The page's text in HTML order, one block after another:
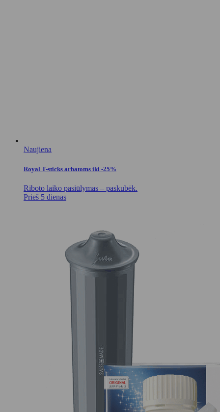
Naujiena
Royal T-sticks arbatoms iki -25%
Riboto laiko pasiūlymas – paskubėk.
Prieš 5 dienas